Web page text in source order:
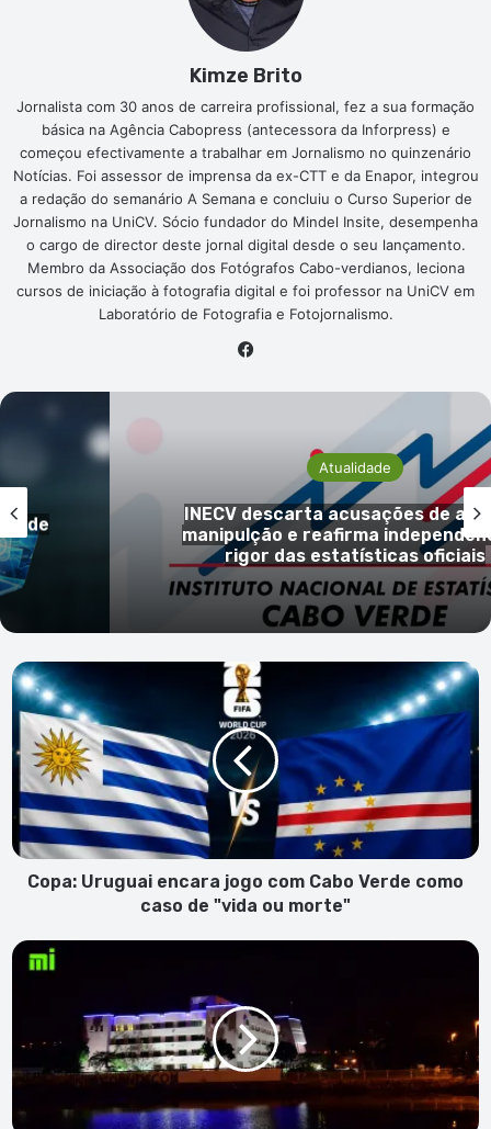
Kimze Brito
Jornalista com 30 anos de carreira profissional, fez a sua formação
básica na Agência Cabopress (antecessora da Inforpress) e
começou efectivamente a trabalhar em Jornalismo no quinzenário
Notícias. Foi assessor de imprensa da ex-CTT e da Enapor, integrou
a redação do semanário A Semana e concluiu o Curso Superior de
Jornalismo na UniCV. Sócio fundador do Mindel Insite, desempenha
o cargo de director deste jornal digital desde o seu lançamento.
Membro da Associação dos Fotógrafos Cabo-verdianos, leciona
cursos de iniciação à fotografia digital e foi professor na UniCV em
Laboratório de Fotografia e Fotojornalismo.
e
Atualidade
“Campanha Bata Branca”
levar cuidados médicos
ilhas com menos
Copa:
Uruguai
encara
jogo
com
Cabo
Verde
como
caso
morte"
Copa: Uruguai encara jogo com Cabo Verde como
caso de "vida ou morte"
MpD
considera
de
liderança